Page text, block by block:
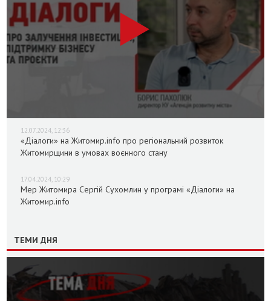
12.07.2024, 12:36
«Діалоги» на Житомир.info про регіональний розвиток
Житомирщини в умовах воєнного стану
17.04.2024, 10:29
Мер Житомира Сергій Сухомлин у програмі «Діалоги» на
Житомир.info
ТЕМИ ДНЯ